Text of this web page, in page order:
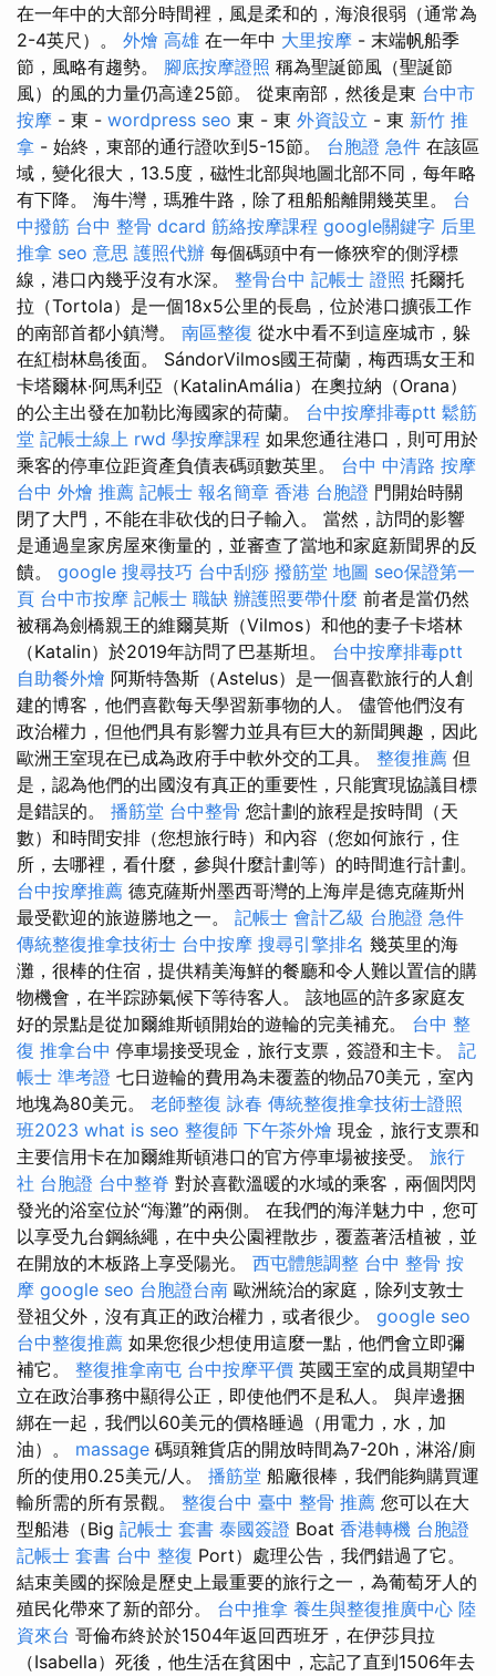
在一年中的大部分時間裡，風是柔和的，海浪很弱（通常為
2-4英尺）。 外燴 高雄 在一年中 大里按摩 - 末端帆船季
節，風略有趨勢。 腳底按摩證照 稱為聖誕節風（聖誕節
風）的風的力量仍高達25節。 從東南部，然後是東 台中市
按摩 - 東 - wordpress seo 東 - 東 外資設立 - 東 新竹 推
拿 - 始終，東部的通行證吹到5-15節。 台胞證 急件 在該區
域，變化很大，13.5度，磁性北部與地圖北部不同，每年略
有下降。 海牛灣，瑪雅牛路，除了租船船離開幾英里。 台
中撥筋 台中 整骨 dcard 筋絡按摩課程 google關鍵字 后里
推拿 seo 意思 護照代辦 每個碼頭中有一條狹窄的側浮標
線，港口內幾乎沒有水深。 整骨台中 記帳士 證照 托爾托
拉（Tortola）是一個18x5公里的長島，位於港口擴張工作
的南部首都小鎮灣。 南區整復 從水中看不到這座城市，躲
在紅樹林島後面。 SándorVilmos國王荷蘭，梅西瑪女王和
卡塔爾林·阿馬利亞（KatalinAmália）在奧拉納（Orana）
的公主出發在加勒比海國家的荷蘭。 台中按摩排毒ptt 鬆筋
堂 記帳士線上 rwd 學按摩課程 如果您通往港口，則可用於
乘客的停車位距資產負債表碼頭數英里。 台中 中清路 按摩
台中 外燴 推薦 記帳士 報名簡章 香港 台胞證 門開始時關
閉了大門，不能在非砍伐的日子輸入。 當然，訪問的影響
是通過皇家房屋來衡量的，並審查了當地和家庭新聞界的反
饋。 google 搜尋技巧 台中刮痧 撥筋堂 地圖 seo保證第一
頁 台中市按摩 記帳士 職缺 辦護照要帶什麼 前者是當仍然
被稱為劍橋親王的維爾莫斯（Vilmos）和他的妻子卡塔林
（Katalin）於2019年訪問了巴基斯坦。 台中按摩排毒ptt
自助餐外燴 阿斯特魯斯（Astelus）是一個喜歡旅行的人創
建的博客，他們喜歡每天學習新事物的人。 儘管他們沒有
政治權力，但他們具有影響力並具有巨大的新聞興趣，因此
歐洲王室現在已成為政府手中軟外交的工具。 整復推薦 但
是，認為他們的出國沒有真正的重要性，只能實現協議目標
是錯誤的。 播筋堂 台中整骨 您計劃的旅程是按時間（天
數）和時間安排（您想旅行時）和內容（您如何旅行，住
所，去哪裡，看什麼，參與什麼計劃等）的時間進行計劃。
台中按摩推薦 德克薩斯州墨西哥灣的上海岸是德克薩斯州
最受歡迎的旅遊勝地之一。 記帳士 會計乙級 台胞證 急件
傳統整復推拿技術士 台中按摩 搜尋引擎排名 幾英里的海
灘，很棒的住宿，提供精美海鮮的餐廳和令人難以置信的購
物機會，在半踪跡氣候下等待客人。 該地區的許多家庭友
好的景點是從加爾維斯頓開始的遊輪的完美補充。 台中 整
復 推拿台中 停車場接受現金，旅行支票，簽證和主卡。 記
帳士 準考證 七日遊輪的費用為未覆蓋的物品70美元，室內
地塊為80美元。 老師整復 詠春 傳統整復推拿技術士證照
班2023 what is seo 整復師 下午茶外燴 現金，旅行支票和
主要信用卡在加爾維斯頓港口的官方停車場被接受。 旅行
社 台胞證 台中整脊 對於喜歡溫暖的水域的乘客，兩個閃閃
發光的浴室位於“海灘”的兩側。 在我們的海洋魅力中，您可
以享受九台鋼絲繩，在中央公園裡散步，覆蓋著活植被，並
在開放的木板路上享受陽光。 西屯體態調整 台中 整骨 按
摩 google seo 台胞證台南 歐洲統治的家庭，除列支敦士
登祖父外，沒有真正的政治權力，或者很少。 google seo
台中整復推薦 如果您很少想使用這麼一點，他們會立即彌
補它。 整復推拿南屯 台中按摩平價 英國王室的成員期望中
立在政治事務中顯得公正，即使他們不是私人。 與岸邊捆
綁在一起，我們以60美元的價格睡過（用電力，水，加
油）。 massage 碼頭雜貨店的開放時間為7-20h，淋浴/廁
所的使用0.25美元/人。 播筋堂 船廠很棒，我們能夠購買運
輸所需的所有景觀。 整復台中 臺中 整骨 推薦 您可以在大
型船港（Big 記帳士 套書 泰國簽證 Boat 香港轉機 台胞證
記帳士 套書 台中 整復 Port）處理公告，我們錯過了它。
結束美國的探險是歷史上最重要的旅行之一，為葡萄牙人的
殖民化帶來了新的部分。 台中推拿 養生與整復推廣中心 陸
資來台 哥倫布終於於1504年返回西班牙，在伊莎貝拉
（Isabella）死後，他生活在貧困中，忘記了直到1506年去